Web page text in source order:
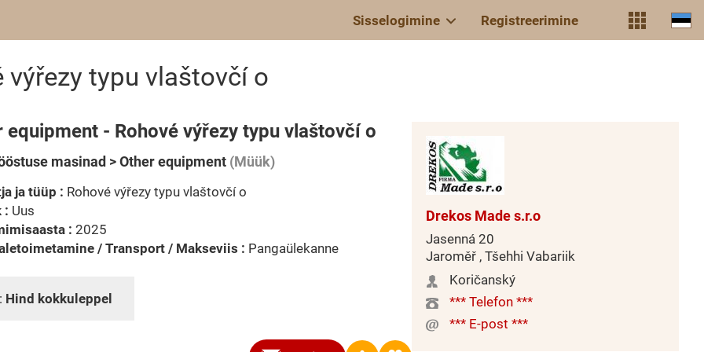
Sisselogimine Registreerimine
výřezy typu vlaštovčí o
equipment - Rohové výřezy typu vlaštovčí o
masinad > Other equipment (Müük)
ja tüüp : Rohové výřezy typu vlaštovčí o
: Uus
: 2025
/ Transport / Makseviis : Pangaülekanne
Hind kokkuleppel
Drekos Made s.r.o
Jasenná 20
Jaroměř , Tšehhi Vabariik
Koričanský
*** Telefon ***
*** E-post ***